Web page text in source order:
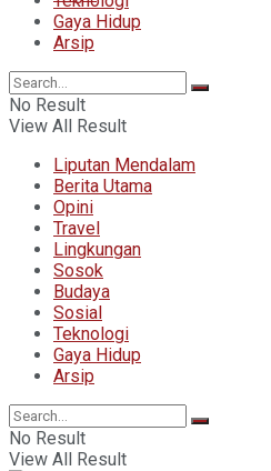
Gaya Hidup
Arsip
No Result
View All Result
Liputan Mendalam
Berita Utama
Opini
Travel
Lingkungan
Sosok
Budaya
Sosial
Teknologi
Gaya Hidup
Arsip
No Result
View All Result